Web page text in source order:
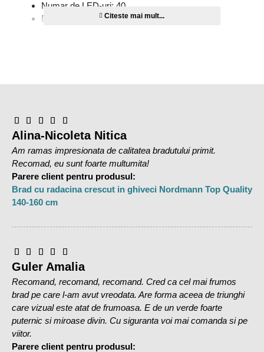
Numar de LED-uri: 40
Dimensiuni (hxl): 26x10 cm
Alina-Nicoleta Nitica
Am ramas impresionata de calitatea bradutului primit.
Recomad, eu sunt foarte multumita!
Parere client pentru produsul:
Brad cu radacina crescut in ghiveci Nordmann Top Quality
140-160 cm
Guler Amalia
Recomand, recomand, recomand. Cred ca cel mai frumos
brad pe care l-am avut vreodata. Are forma aceea de triunghi
care vizual este atat de frumoasa. E de un verde foarte
puternic si miroase divin. Cu siguranta voi mai comanda si pe
viitor.
Parere client pentru produsul: